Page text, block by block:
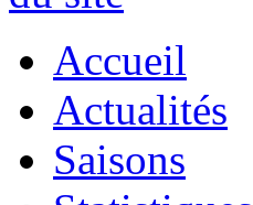
Accueil
Actualités
Saisons